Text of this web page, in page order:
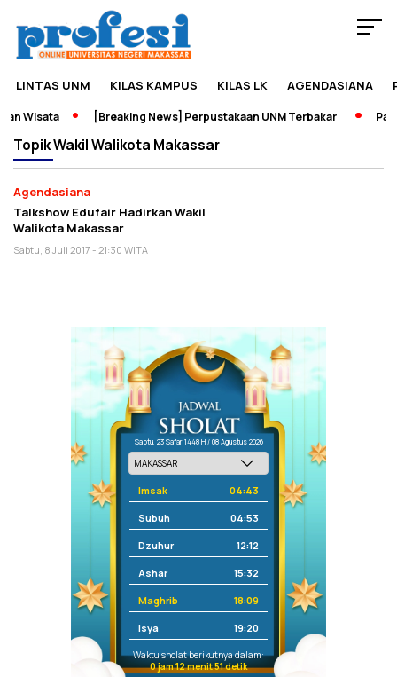
LINTAS UNM KILAS KAMPUS KILAS LK AGENDASIANA
Wisata [Breaking News] Perpustakaan UNM Terbakar
TopikWakil Walikota Makassar
Agendasiana
Talkshow Edufair Hadirkan Wakil
Walikota Makassar
Sabtu, 8 Juli 2017 - 21:30 WITA
Sabtu, 23 Safar 1448 H / 08 Agustus 2026
Imsak 04:43
Subuh 04:53
Dzuhur 12:12
Ashar 15:32
Maghrib 18:09
Isya 19:20
Waktu sholat berikutnya dalam:
0 jam 12 menit 51 detik